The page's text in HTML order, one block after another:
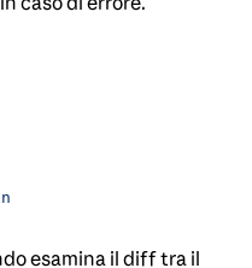
esamina il diff tra il